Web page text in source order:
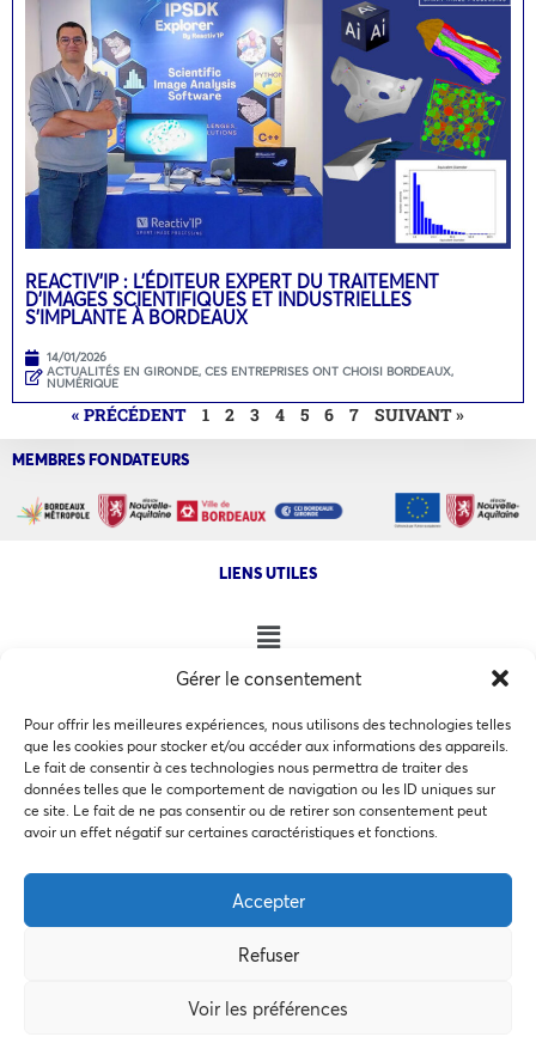
Gérer le consentement
Pour offrir les meilleures expériences, nous utilisons des technologies telles
que les cookies pour stocker et/ou accéder aux informations des appareils.
Le fait de consentir à ces technologies nous permettra de traiter des
données telles que le comportement de navigation ou les ID uniques sur
ce site. Le fait de ne pas consentir ou de retirer son consentement peut
avoir un effet négatif sur certaines caractéristiques et fonctions.
Accepter
Refuser
Voir les préférences
Ce site utilise des cookies pour les statistiques et pour
politique de confidentialité
Accepter
Refuser
Préférences des cookies
REACTIV’IP : L’ÉDITEUR EXPERT DU TRAITEMENT
D’IMAGES SCIENTIFIQUES ET INDUSTRIELLES
S’IMPLANTE À BORDEAUX
14/01/2026
ACTUALITÉS EN GIRONDE, CES ENTREPRISES ONT CHOISI BORDEAUX,
NUMÉRIQUE
« PRÉCÉDENT 1 2 3 4 5 6 7 SUIVANT »
MEMBRES FONDATEURS
LIENS UTILES
NOS AUTRES SITES
COPYRIGHT @ 2026 - INVEST IN BORDEAUX - 32 Allées d'Orléans